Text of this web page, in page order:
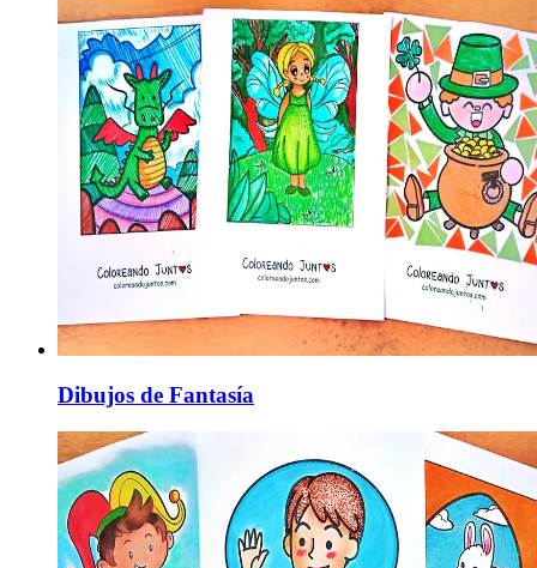
Dibujos de Fantasía